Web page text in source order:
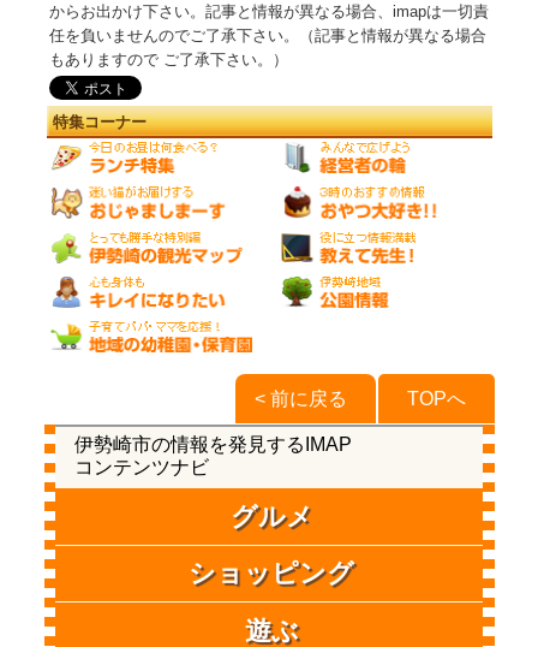
からお出かけ下さい。記事と情報が異なる場合、imapは一切責
任を負いませんのでご了承下さい。（記事と情報が異なる場合
もありますので ご了承下さい。）
特集コーナー
TOPへ
< 前に戻る
伊勢崎市の情報を発見するIMAP
コンテンツナビ
グルメ
ショッピング
遊ぶ